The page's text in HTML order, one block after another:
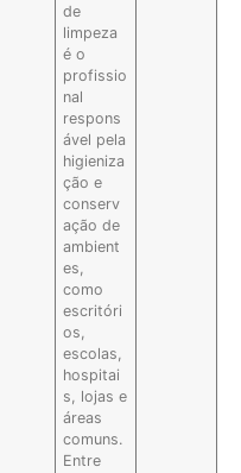
de
limpeza
é o
profissio
nal
respons
ável pela
higieniza
ção e
conserv
ação de
ambient
es,
como
escritóri
os,
escolas,
hospitai
s, lojas e
áreas
comuns.
Entre